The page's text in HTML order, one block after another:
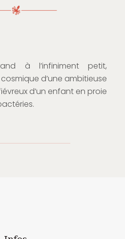
à l’infiniment petit,
d’une ambitieuse
d’un enfant en proie